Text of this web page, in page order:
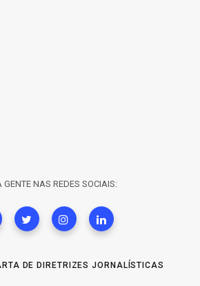
GENTE NAS REDES SOCIAIS:
DE DIRETRIZES JORNALÍSTICAS